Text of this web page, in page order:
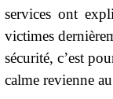
services ont
victimes
sécurité, c’est
calme revienne